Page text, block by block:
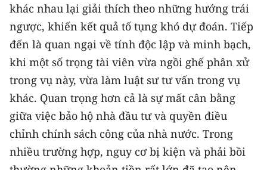
Trung du và miền núi phía Bắc
Đồng bằng sông Hồng
Bắc Trung Bộ
Duyên hải Nam Trung Bộ và Tây
Nguyên
Đông Nam Bộ
Đồng bằng sông Cửu Long
khác nhau lại giải thích theo những hướng trái
ngược, khiến kết quả tố tụng khó dự đoán. Tiếp
đến là quan ngại về tính độc lập và minh bạch,
khi một số trọng tài viên vừa ngồi ghế phân xử
trong vụ này, vừa làm luật sư tư vấn trong vụ
khác. Quan trọng hơn cả là sự mất cân bằng
giữa việc bảo hộ nhà đầu tư và quyền điều
chỉnh chính sách công của nhà nước. Trong
nhiều trường hợp, nguy cơ bị kiện và phải bồi